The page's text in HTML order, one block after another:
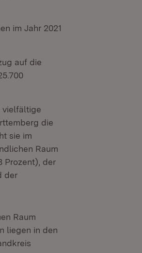
im Jahr 2021
auf die
vielfältige
die
sie im
Raum
Prozent), der
der
Raum
liegen in den